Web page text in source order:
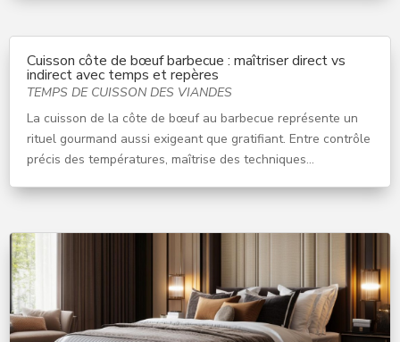
Cuisson côte de bœuf barbecue : maîtriser direct vs
indirect avec temps et repères
TEMPS DE CUISSON DES VIANDES
La cuisson de la côte de bœuf au barbecue représente un
rituel gourmand aussi exigeant que gratifiant. Entre contrôle
précis des températures, maîtrise des techniques...